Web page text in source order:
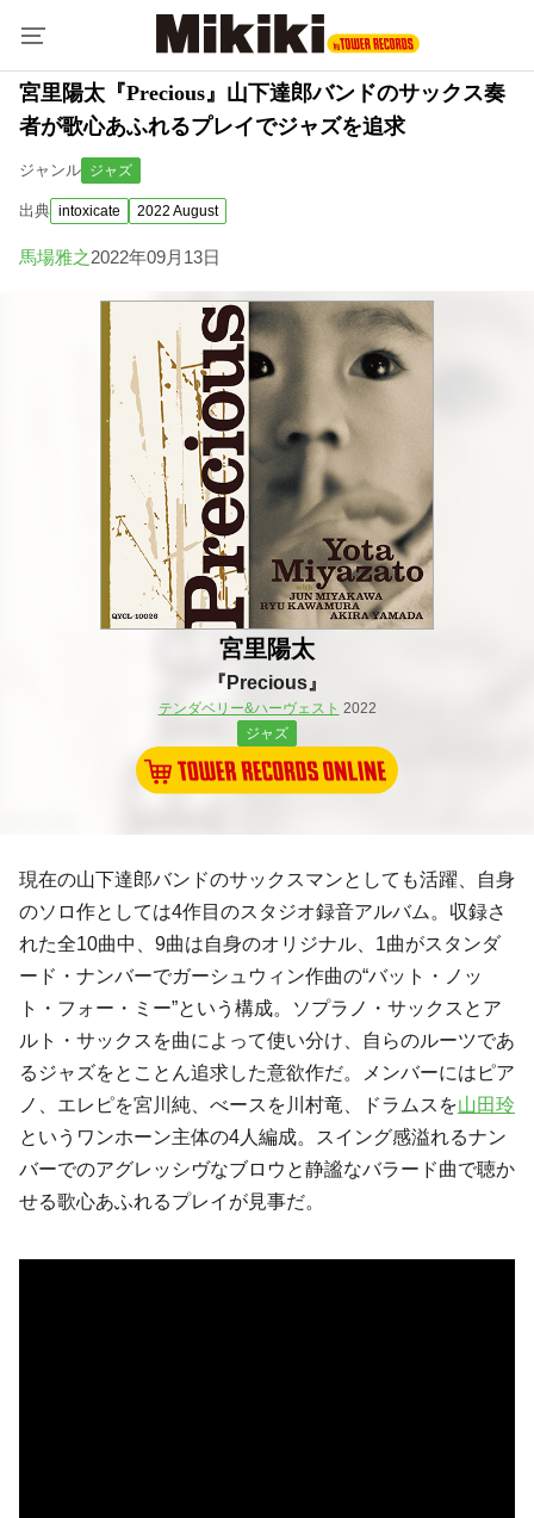
宮里陽太『Precious』山下達郎バンドのサックス奏
者が歌心あふれるプレイでジャズを追求
ジャンル ジャズ
出典 intoxicate 2022 August
馬場雅之2022年09月13日
宮里陽太
『Precious』
テンダベリー&ハーヴェスト 2022
ジャズ
現在の山下達郎バンドのサックスマンとしても活躍、自身
のソロ作としては4作目のスタジオ録音アルバム。収録さ
れた全10曲中、9曲は自身のオリジナル、1曲がスタンダ
ード・ナンバーでガーシュウィン作曲の“バット・ノッ
ト・フォー・ミー”という構成。ソプラノ・サックスとア
ルト・サックスを曲によって使い分け、自らのルーツであ
るジャズをとことん追求した意欲作だ。メンバーにはピア
ノ、エレピを宮川純、べースを川村竜、ドラムスを山田玲
というワンホーン主体の4人編成。スイング感溢れるナン
バーでのアグレッシヴなブロウと静謐なバラード曲で聴か
せる歌心あふれるプレイが見事だ。